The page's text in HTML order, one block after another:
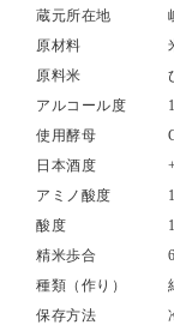
蔵元所在地
原材料
原料米
アルコール度
使用酵母
日本酒度
アミノ酸度
酸度
精米歩合
種類（作り）
保存方法